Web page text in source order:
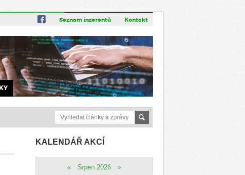
Seznam inzerentů Kontakt
KALENDÁŘ AKCÍ
« Srpen 2026 »